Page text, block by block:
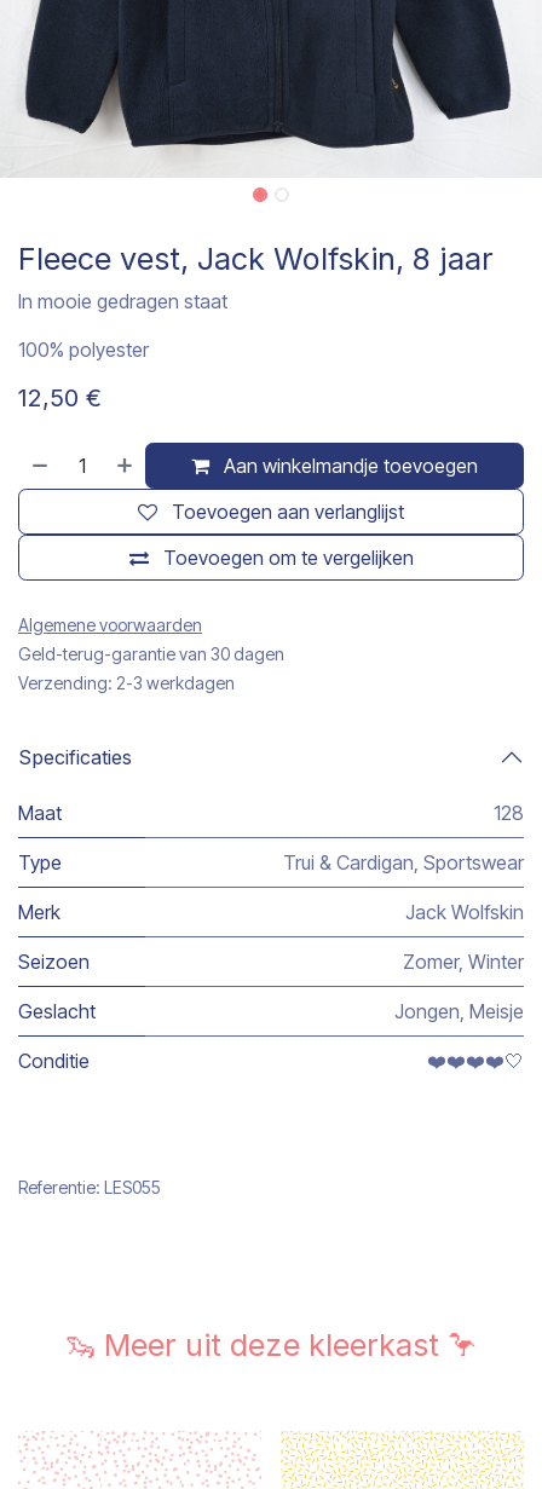
Fleece vest, Jack Wolfskin, 8 jaar
In mooie gedragen staat
100% polyester
12,50 €
Aan winkelmandje toevoegen
Toevoegen om te vergelijken
Toevoegen aan verlanglijst
Algemene voorwaarden
Geld-terug-garantie van 30 dagen
Verzending: 2-3 werkdagen
Specificaties
Maat 128
Type Trui & Cardigan, Sportswear
Merk Jack Wolfskin
Seizoen Zomer, Winter
Geslacht Jongen, Meisje
Conditie ❤️❤️❤️❤️🤍
Referentie: LES055
🦦 Meer uit deze kleerkast 🦩